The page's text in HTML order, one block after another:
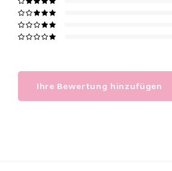
Ihre Bewertung hinzufügen